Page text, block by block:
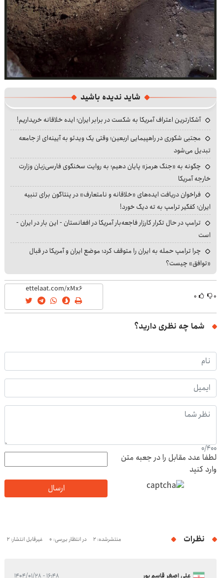
شاید ندیده باشید
آشکارترین اعتراف آمریکا به شکست در برابر ایران؛ ایده خلاقانه خریداریم!
مجتبی شکوری در راهپیمایی اربعین؛ وقتی یک ویدئو به آیینه‌ای از جامعه
تبدیل می‌شود
چگونه به «جنگ هرمز» پایان دهیم؛ به روایت سخنگوی فارسی‌زبان وزارت
خارجه آمریکا
فراخوان دریافت ایده‌های «خلاقانه و نامتعارف» در پنتاگون برای تنبیه
ایران؛ کفگیر ترامپ به ته دیگ خورد!
ترامپ در حال تکرار کارزار فاجعه‌بار آمریکا در افغانستان - این بار در ایران -
است
چرا ترامپ حمله به ایران را متوقف کرد؛ موضع ایران و آمریکا در قبال
«توافق» چیست؟
۰ ۰
شما چه نظری دارید؟
0/400
لطفا عدد مقابل را در جعبه متن
وارد کنید
ارسال
نظرات منتشرشده: 2 در انتظار بررسی: 0 غیرقابل انتشار: 2
علی اصغر قاسم پور ۱۶:۴۸ - ۱۴۰۴/۰۱/۲۸